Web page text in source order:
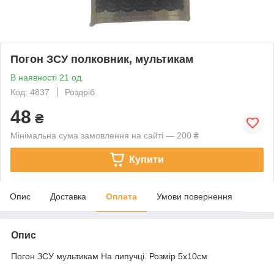
Погон ЗСУ полковник, мультикам
В наявності 21 од.
Код: 4837
Роздріб
48 ₴
Мінімальна сума замовлення на сайті — 200 ₴
Купити
Опис Доставка Оплата Умови повернення
Опис
Погон ЗСУ мультикам На липучці. Розмір 5х10см